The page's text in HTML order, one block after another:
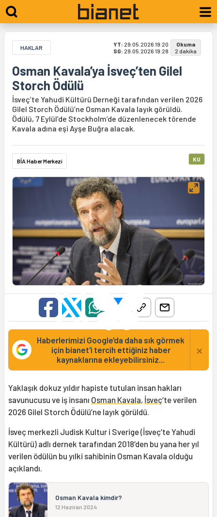
HAKLAR YT: 29.05.2026 19:20
SG: 29.05.2026 19:28
Okuma
2 dakika
Osman Kavala’ya İsveç’ten Gilel
Storch Ödülü
İsveç’te Yahudi Kültürü Derneği tarafından verilen 2026
Gilel Storch Ödülü’ne Osman Kavala layık görüldü.
Ödülü, 7 Eylül’de Stockholm’de düzenlenecek törende
Kavala adına eşi Ayşe Buğra alacak.
BİA Haber Merkezi KU
Haberlerimizi Google'da daha sık görmek
için bianet'i tercih ettiğiniz haber
kaynaklarına ekleyebilirsiniz...
×
Yaklaşık dokuz yıldır hapiste tutulan insan hakları
savunucusu ve iş insanı Osman Kavala, İsveç’te verilen
2026 Gilel Storch Ödülü’ne layık görüldü.
İsveç merkezli Judisk Kultur i Sverige (İsveç’te Yahudi
Kültürü) adlı dernek tarafından 2018’den bu yana her yıl
verilen ödülün bu yılki sahibinin Osman Kavala olduğu
açıklandı.
Osman Kavala kimdir?
12 Haziran 2024